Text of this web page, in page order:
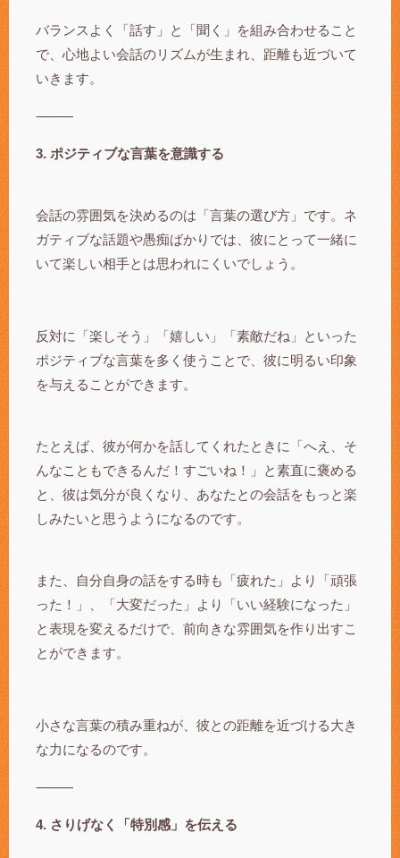
バランスよく「話す」と「聞く」を組み合わせること
で、心地よい会話のリズムが生まれ、距離も近づいて
いきます。
⸻
3. ポジティブな言葉を意識する
会話の雰囲気を決めるのは「言葉の選び方」です。ネ
ガティブな話題や愚痴ばかりでは、彼にとって一緒に
いて楽しい相手とは思われにくいでしょう。
反対に「楽しそう」「嬉しい」「素敵だね」といった
ポジティブな言葉を多く使うことで、彼に明るい印象
を与えることができます。
たとえば、彼が何かを話してくれたときに「へえ、そ
んなこともできるんだ！すごいね！」と素直に褒める
と、彼は気分が良くなり、あなたとの会話をもっと楽
しみたいと思うようになるのです。
また、自分自身の話をする時も「疲れた」より「頑張
った！」、「大変だった」より「いい経験になった」
と表現を変えるだけで、前向きな雰囲気を作り出すこ
とができます。
小さな言葉の積み重ねが、彼との距離を近づける大き
な力になるのです。
⸻
4. さりげなく「特別感」を伝える